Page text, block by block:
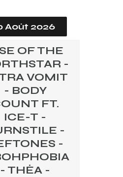
Août 2026
OF THE
-
VOMIT
- BODY
FT.
ICE-T -
-
-
- THÉA -